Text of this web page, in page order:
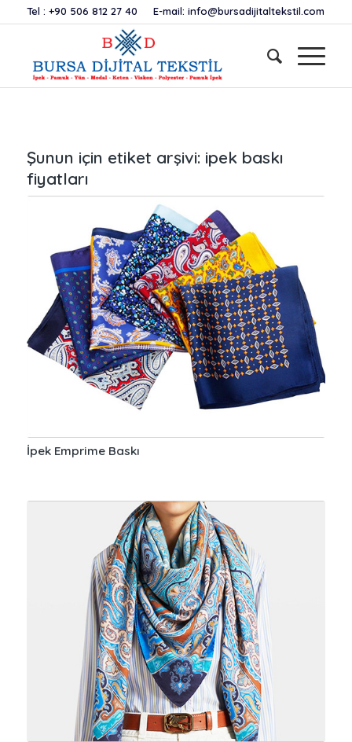
Tel :+90 506 812 27 40 E-mail:info@bursadijitaltekstil.com
Şunun için etiket arşivi: ipek baskı
fiyatları
İpek Emprime Baskı